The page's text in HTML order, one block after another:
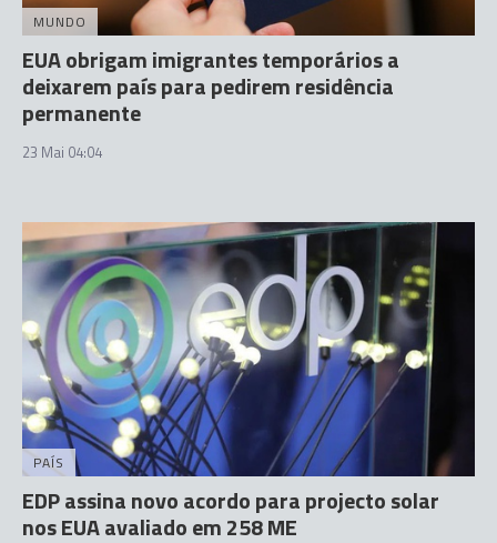
MUNDO
EUA obrigam imigrantes temporários a
deixarem país para pedirem residência
permanente
23 Mai 04:04
PAÍS
EDP assina novo acordo para projecto solar
nos EUA avaliado em 258 ME